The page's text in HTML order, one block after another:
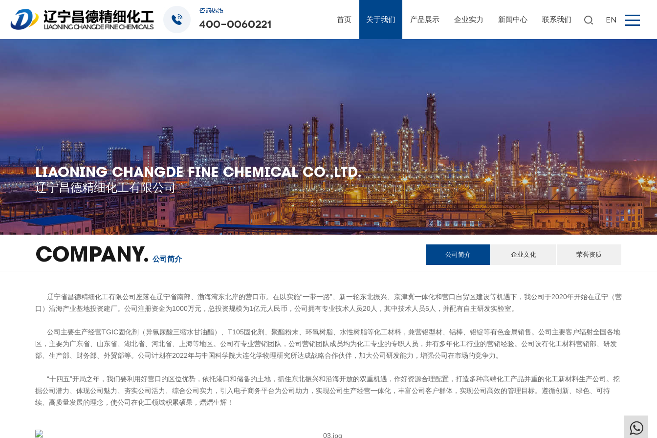
搜索 EN
首页 关于我们 产品展示 企业实力 新闻中心 联系我们
LIAONING CHANGDE FINE CHEMICAL CO.,LTD.
辽宁昌德精细化工有限公司
COMPANY. 公司简介
公司简介 企业文化 荣誉资质
辽宁省昌德精细化工有限公司座落在辽宁省南部、渤海湾东北岸的营口市。在以实施“一带一路”、新一轮东北振兴、京津冀一体化和营口自贸区建设等机遇下，我公司于2020年开始在辽宁（营
口）沿海产业基地投资建厂。公司注册资金为1000万元，总投资规模为1亿元人民币，公司拥有专业技术人员20人，其中技术人员5人，并配有自主研发实验室。
公司主要生产经营TGIC固化剂（异氰尿酸三缩水甘油酯）、T105固化剂、聚酯粉末、环氧树脂、水性树脂等化工材料，兼营铝型材、铝棒、铝锭等有色金属销售。公司主要客户辐射全国各地
区，主要为广东省、山东省、湖北省、河北省、上海等地区。公司有专业营销团队，公司营销团队成员均为化工专业的专职人员，并有多年化工行业的营销经验。公司设有化工材料营销部、研发
部、生产部、财务部、外贸部等。公司计划在2022年与中国科学院大连化学物理研究所达成战略合作伙伴，加大公司研发能力，增强公司在市场的竞争力。
“十四五”开局之年，我们要利用好营口的区位优势，依托港口和储备的土地，抓住东北振兴和沿海开放的双重机遇，作好资源合理配置，打造多种高端化工产品并重的化工新材料生产公司。挖
掘公司潜力、体现公司魅力、夯实公司活力、综合公司实力，引入电子商务平台为公司助力，实现公司生产经营一体化，丰富公司客户群体，实现公司高效的管理目标。遵循创新、绿色、可持
续、高质量发展的理念，使公司在化工领域积累硕果，熠熠生辉！